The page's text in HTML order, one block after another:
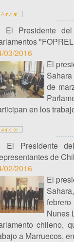
El Presidente
03/2016
El
de
en los
El Presidente
de
02/2016
El
Nunes
chileno,
a Marruecos,